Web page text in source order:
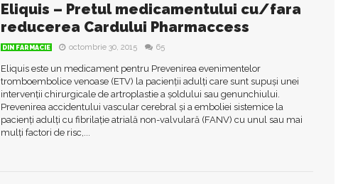
Eliquis – Pretul medicamentului cu/fara
reducerea Cardului Pharmaccess
DIN FARMACIE octombrie 30, 2015 65
Eliquis este un medicament pentru Prevenirea evenimentelor
tromboembolice venoase (ETV) la pacienţii adulţi care sunt supuşi unei
intervenţii chirurgicale de artroplastie a şoldului sau genunchiului.
Prevenirea accidentului vascular cerebral şi a emboliei sistemice la
pacienţi adulţi cu fibrilaţie atrială non-valvulară (FANV) cu unul sau mai
mulţi factori de risc,...